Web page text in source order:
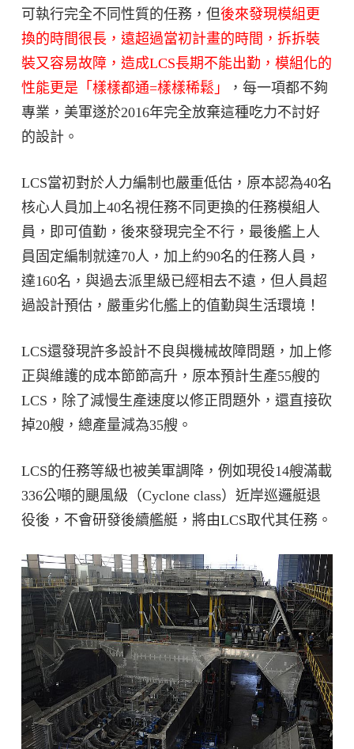
可執行完全不同性質的任務，但後來發現模組更
換的時間很長，遠超過當初計畫的時間，拆拆裝
裝又容易故障，造成LCS長期不能出勤，模組化的
性能更是「樣樣都通=樣樣稀鬆」
，每一項都不夠
專業，美軍遂於2016年完全放棄這種吃力不討好
的設計。
LCS當初對於人力編制也嚴重低估，原本認為40名
核心人員加上40名視任務不同更換的任務模組人
員，即可值勤，後來發現完全不行，最後艦上人
員固定編制就達70人，加上約90名的任務人員，
達160名，與過去派里級已經相去不遠，但人員超
過設計預估，嚴重劣化艦上的值勤與生活環境！
LCS還發現許多設計不良與機械故障問題，加上修
正與維護的成本節節高升，原本預計生產55艘的
LCS，除了減慢生產速度以修正問題外，還直接砍
掉20艘，總產量減為35艘。
LCS的任務等級也被美軍調降，例如現役14艘滿載
336公噸的颶風級（Cyclone class）近岸巡邏艇退
役後，不會研發後續艦艇，將由LCS取代其任務。